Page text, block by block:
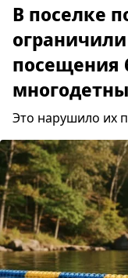
В поселке
посещения
Это нарушило их